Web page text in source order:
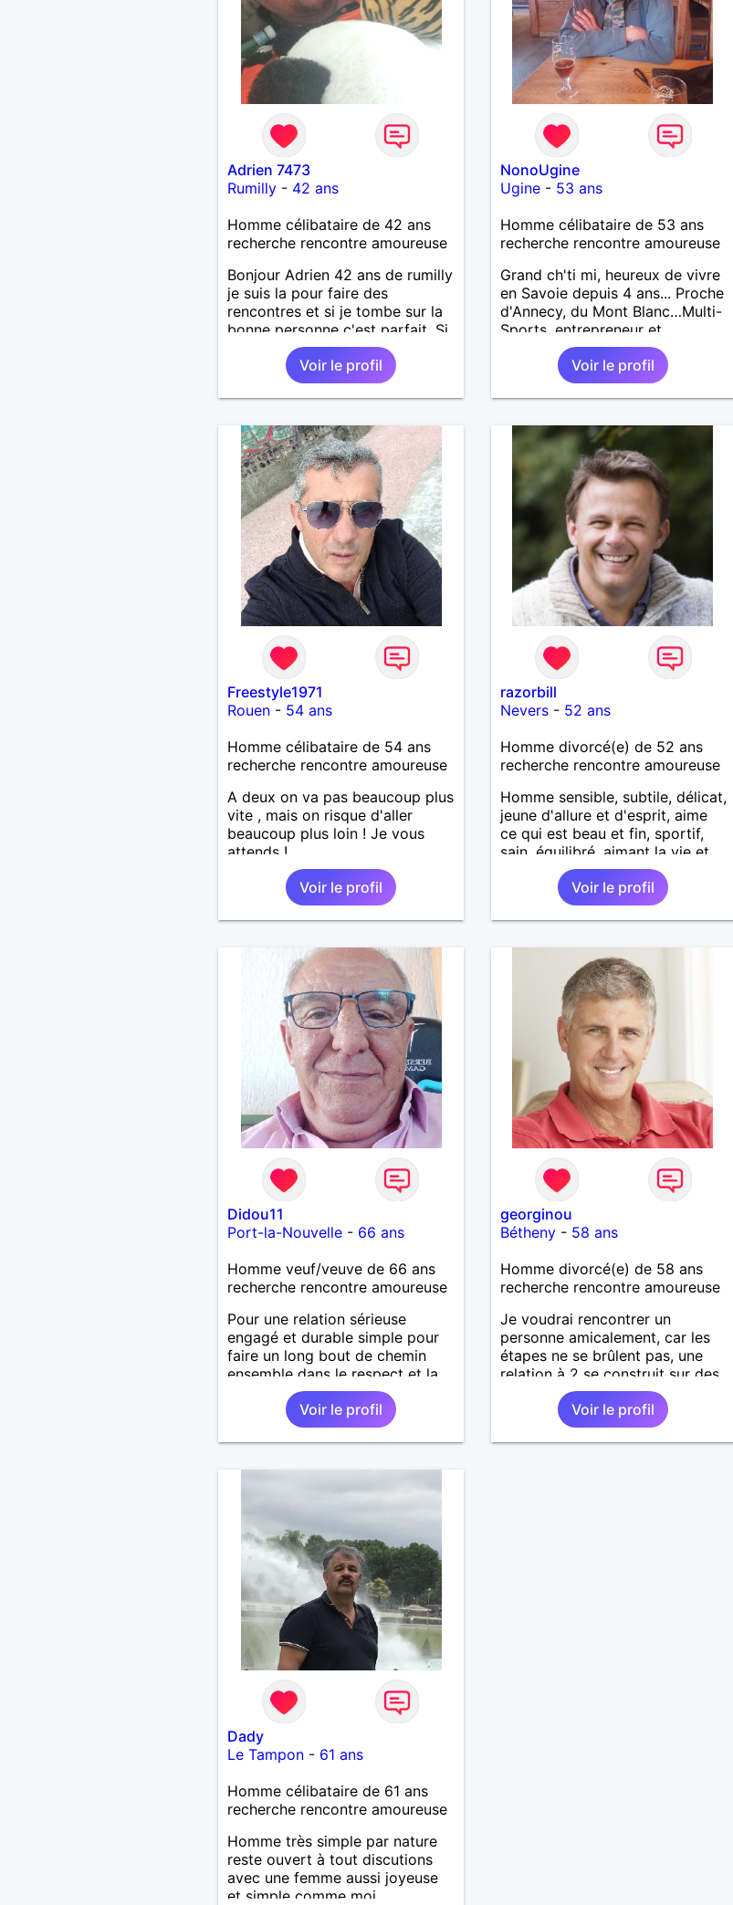
Adrien 7473
Rumilly- 42 ans
Homme célibataire de 42 ans
recherche rencontre amoureuse
Bonjour Adrien 42 ans de rumilly
je suis la pour faire des
rencontres et si je tombe sur la
bonne personne c'est parfait. Si
tu est attentionné tactile et
honnête je te met direct un
Voir le profil
NonoUgine
Ugine- 53 ans
Homme célibataire de 53 ans
recherche rencontre amoureuse
Grand ch'ti mi, heureux de vivre
en Savoie depuis 4 ans... Proche
d'Annecy, du Mont Blanc…Multi-
Sports, entrepreneur et
bénévole au Fort de Lestal
73200 Marthod (Alt. 800m)…
Endroit "fabuleux" !…Enquêtes
et tu me trouveras !
Voir le profil
Freestyle1971
Rouen- 54 ans
Homme célibataire de 54 ans
recherche rencontre amoureuse
A deux on va pas beaucoup plus
vite , mais on risque d'aller
beaucoup plus loin ! Je vous
attends !
Voir le profil
razorbill
Nevers- 52 ans
Homme divorcé(e) de 52 ans
recherche rencontre amoureuse
Homme sensible, subtile, délicat,
jeune d'allure et d'esprit, aime
ce qui est beau et fin, sportif,
sain, équilibré, aimant la vie et
l'humour, ne se prend pas au
sérieux, simple, tendre, stable,
cherche femme sensuelle,
intelligente et gaie.
Voir le profil
Didou11
Port-la-Nouvelle- 66 ans
Homme veuf/veuve de 66 ans
recherche rencontre amoureuse
Pour une relation sérieuse
engagé et durable simple pour
faire un long bout de chemin
ensemble dans le respect et la
sincérité aimé être aimer je crois
que le bonheur et l'amour
peuvent exister a tout âge au
plaisir de vous lire.
Voir le profil
georginou
Bétheny- 58 ans
Homme divorcé(e) de 58 ans
recherche rencontre amoureuse
Je voudrai rencontrer un
personne amicalement, car les
étapes ne se brûlent pas, une
relation à 2 se construit sur des
bases solides et dans le respect.
J'aime faire rire, les visites de
monuments historiques, balades
restaurants, cinéma et même
Voir le profil
Dady
Le Tampon- 61 ans
Homme célibataire de 61 ans
recherche rencontre amoureuse
Homme très simple par nature
reste ouvert à tout discutions
avec une femme aussi joyeuse
et simple comme moi